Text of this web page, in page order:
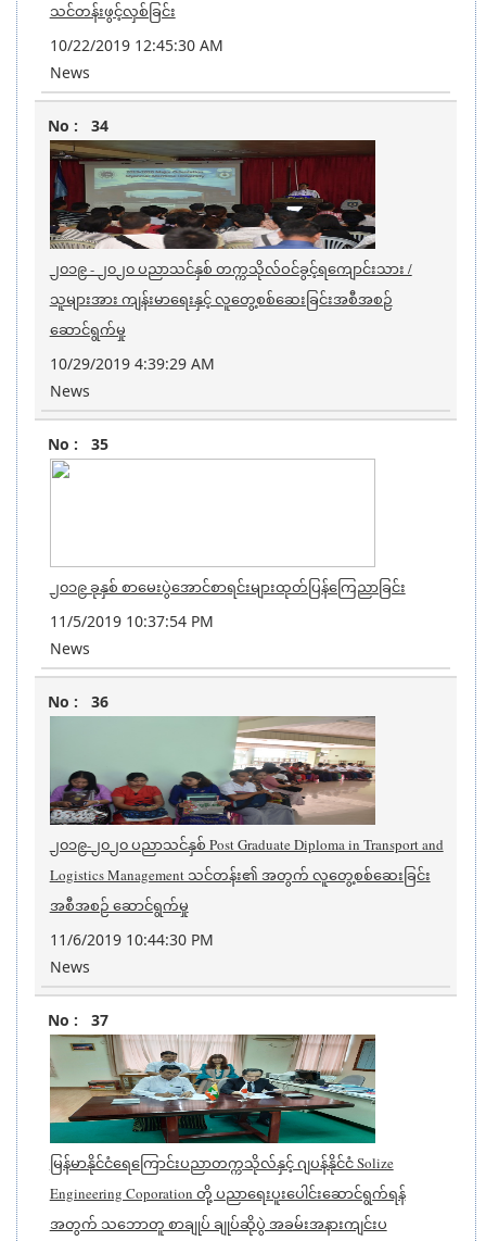
သင်တန်းဖွင့်လှစ်ခြင်း
10/22/2019 12:45:30 AM
News
34
၂၀၁၉ - ၂၀၂၀ ပညာသင်နှစ် တက္ကသိုလ်ဝင်ခွင့်ရကျောင်းသား /
သူများအား ကျန်းမာရေးနှင့် လူတွေ့စစ်ဆေးခြင်းအစီအစဉ်
ဆောင်ရွက်မှု
10/29/2019 4:39:29 AM
News
35
၂၀၁၉ ခုနှစ် စာမေးပွဲအောင်စာရင်းများထုတ်ပြန်ကြေညာခြင်း
11/5/2019 10:37:54 PM
News
36
၂၀၁၉-၂၀၂၀ ပညာသင်နှစ် Post Graduate Diploma in Transport and
Logistics Management သင်တန်း၏ အတွက် လူတွေ့စစ်ဆေးခြင်း
အစီအစဉ် ဆောင်ရွက်မှု
11/6/2019 10:44:30 PM
News
37
မြန်မာနိုင်ငံရေကြောင်းပညာတက္ကသိုလ်နှင့် ဂျပန်နိုင်ငံ Solize
Engineering Coporation တို့ ပညာရေးပူးပေါင်းဆောင်ရွက်ရန်
အတွက် သဘောတူ စာချုပ် ချုပ်ဆိုပွဲ အခမ်းအနားကျင်းပ